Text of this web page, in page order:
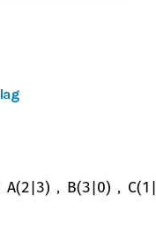
A(2 3) , B(3 0) , C(1